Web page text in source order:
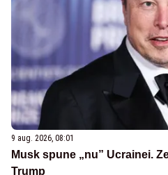
9 aug. 2026, 08:01
Musk spune „nu” Ucrainei.
Trump